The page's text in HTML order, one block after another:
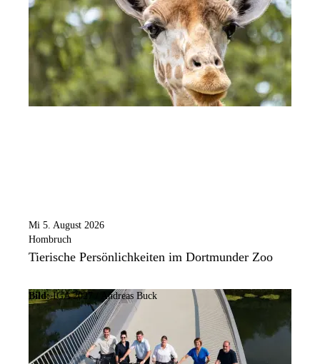
Mi 5. August 2026
Hombruch
Tierische Persönlichkeiten im Dortmunder Zoo
Bild: IGA 2027 / Andreas Buck